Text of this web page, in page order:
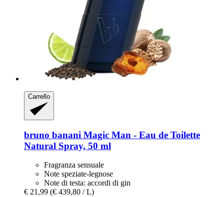
Carrello
bruno banani Magic Man -​ Eau de Toilette
Natural Spray, 50 ml
Fragranza sensuale
Note speziate-legnose
Note di testa: accordi di gin
€ 21,99 (€ 439,80 / L)